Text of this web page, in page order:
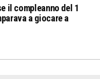
il compleanno del 1
a giocare a